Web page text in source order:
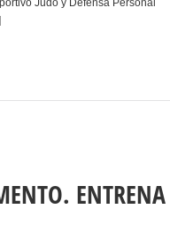
Judo y Defensa Personal
ENTRENA